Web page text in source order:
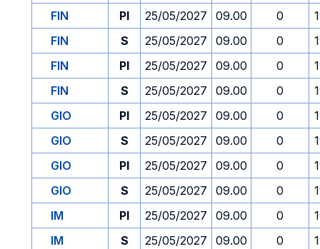
FIN
PI 25/05/2027 09.00 0
FIN
S 25/05/2027 09.00 0
FIN
PI 25/05/2027 09.00 0
FIN
S 25/05/2027 09.00 0
GIO
PI 25/05/2027 09.00 0
GIO
S 25/05/2027 09.00 0
GIO
PI 25/05/2027 09.00 0
GIO
S 25/05/2027 09.00 0
IM
PI 25/05/2027 09.00 0
IM
S 25/05/2027 09.00 0